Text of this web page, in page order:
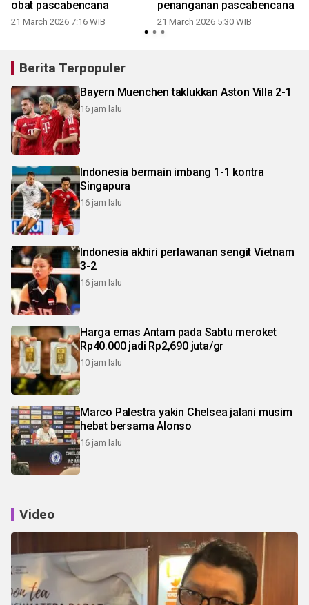
obat pascabencana
21 March 2026 7:16 WIB
penanganan pascabencana
21 March 2026 5:30 WIB
Berita Terpopuler
Bayern Muenchen taklukkan Aston Villa 2-1
16 jam lalu
Indonesia bermain imbang 1-1 kontra
Singapura
16 jam lalu
Indonesia akhiri perlawanan sengit Vietnam
3-2
16 jam lalu
Harga emas Antam pada Sabtu meroket
Rp40.000 jadi Rp2,690 juta/gr
10 jam lalu
Marco Palestra yakin Chelsea jalani musim
hebat bersama Alonso
16 jam lalu
Video